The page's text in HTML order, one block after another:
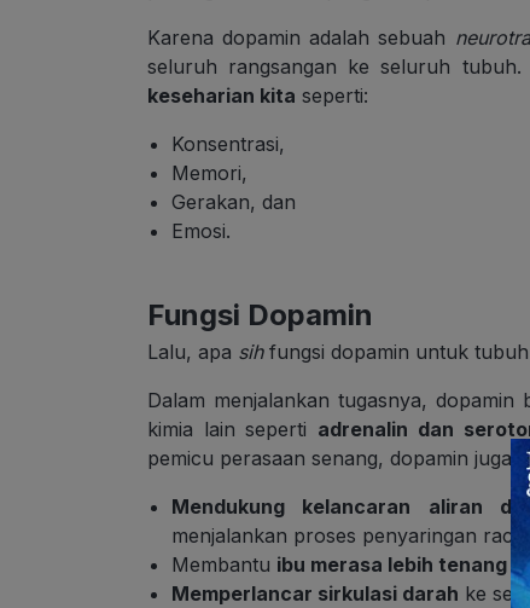
Karena dopamin adalah sebuah
seluruh rangsangan ke seluruh tubuh.
keseharian kita seperti:
Konsentrasi,
Memori,
Gerakan, dan
Emosi.
Fungsi Dopamin
Lalu, apa sih fungsi dopamin untuk
Dalam menjalankan tugasnya,
kimia lain seperti adrenalin dan
pemicu perasaan senang, dopamin juga
Mendukung kelancaran aliran
menjalankan proses penyaringan
Membantu ibu merasa lebih tenang
Memperlancar sirkulasi darah ke